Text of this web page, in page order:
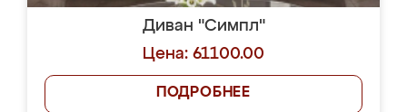
Диван "Симпл"
Цена: 61100.00
ПОДРОБНЕЕ